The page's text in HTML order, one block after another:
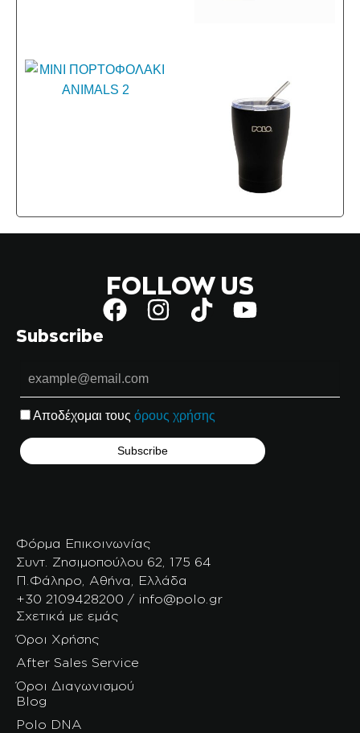
FOLLOW US
Subscribe
Αποδέχομαι τους όρους χρήσης
Φόρμα Επικοινωνίας
Συντ. Ζησιμοπούλου 62, 175 64
Π.Φάληρο, Αθήνα, Ελλάδα
+30 2109428200 / info@polo.gr
Σχετικά με εμάς
Όροι Χρήσης
After Sales Service
Όροι Διαγωνισμού
Blog
Polo DNA